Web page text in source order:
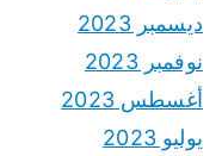
ديسمبر 2023
نوفمبر 2023
أغسطس 2023
يوليو 2023